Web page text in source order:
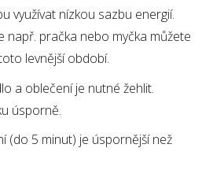
využívat nízkou sazbu energií.
např. pračka nebo myčka můžete
levnější období.
a oblečení je nutné žehlit.
úsporně.
(do 5 minut) je úspornější než